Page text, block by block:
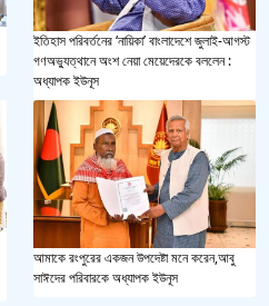
ইতিহাস পরিবর্তনের ‘নায়িকা’ বাংলাদেশে জুলাই-আগস্ট
গণঅভ্যুত্থানে অংশ নেয়া মেয়েদেরকে বললেন :
অধ্যাপক ইউনূস
আমাকে রংপুরের একজন উপদেষ্টা মনে করেন,আবু
সাঈদের পরিবারকে অধ্যাপক ইউনূস